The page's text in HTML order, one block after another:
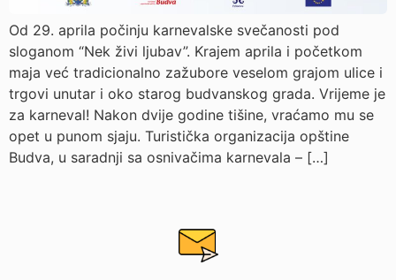
Od 29. aprila počinju karnevalske svečanosti pod
sloganom “Nek živi ljubav”. Krajem aprila i početkom
maja već tradicionalno zažubore veselom grajom ulice i
trgovi unutar i oko starog budvanskog grada. Vrijeme je
za karneval! Nakon dvije godine tišine, vraćamo mu se
opet u punom sjaju. Turistička organizacija opštine
Budva, u saradnji sa osnivačima karnevala – […]